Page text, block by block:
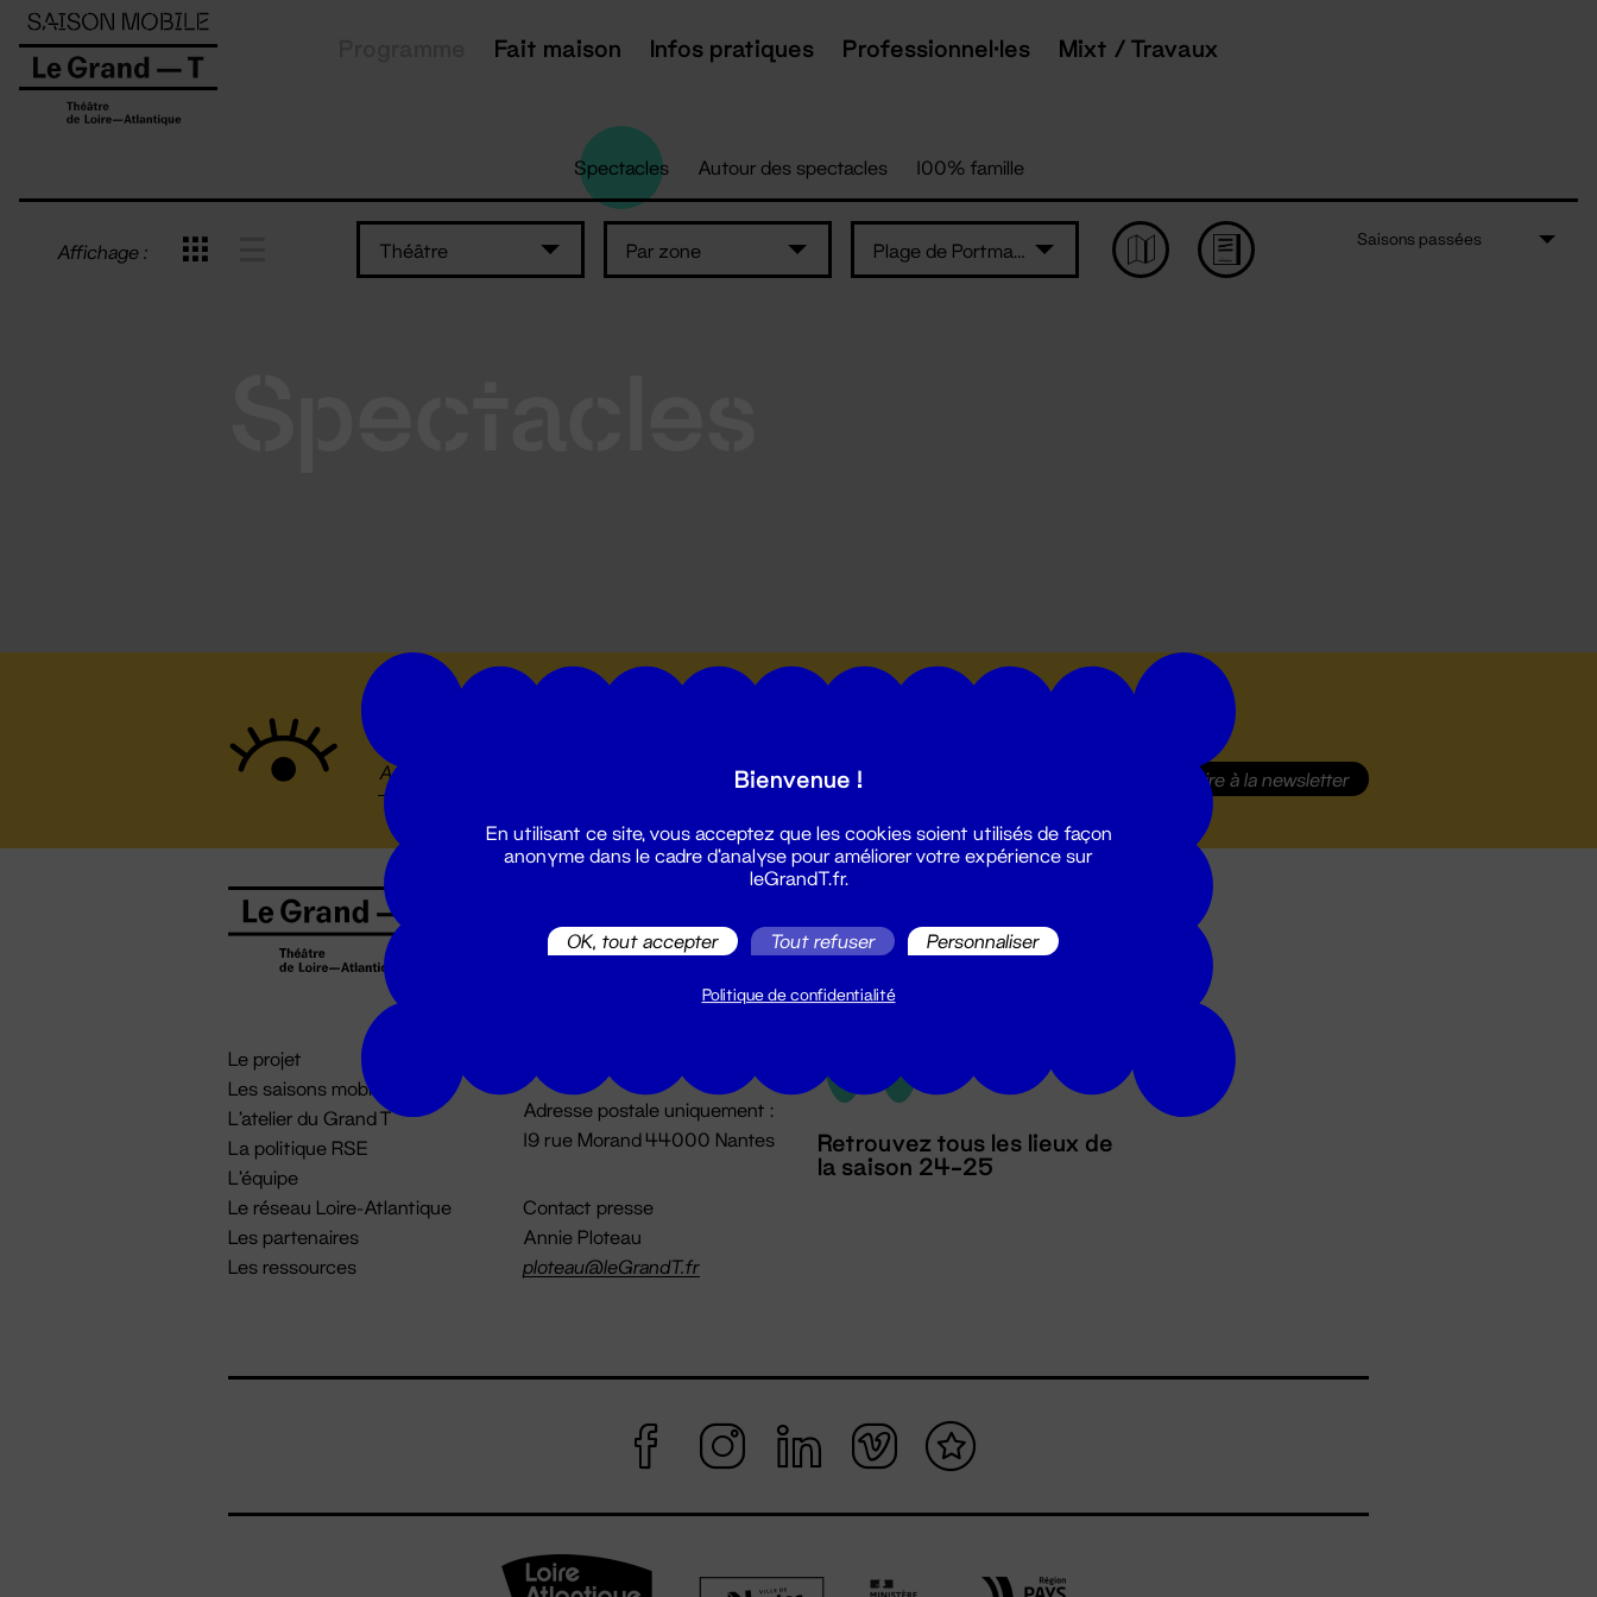
Fait maison Infos pratiques Professionnel·les Mixt / Travaux
Spectacles Autour des spectacles 100% famille
Affichage : Théâtre Par zone Plage de Portmain - Pornic
Saisons passées
S'inscrire à la newsletter
Le projet
Les saisons mobiles
L'atelier du Grand T
La politique RSE
L'équipe
Le réseau Loire-Atlantique
Les partenaires
Les ressources
02 51 88 25 25
billetterie@leGrandT.fr
Du lundi au vendredi 14h → 18h
Adresse postale uniquement :
19 rue Morand 44000 Nantes
Contact presse
Annie Ploteau
ploteau@leGrandT.fr
Retrouvez tous les lieux de
la saison 24-25
Panneau de gestion des cookies
Bienvenue !
En utilisant ce site, vous acceptez que les cookies soient utilisés de façon
anonyme dans le cadre d'analyse pour améliorer votre expérience sur
leGrandT.fr.
OK, tout accepter Tout refuser Personnaliser
Politique de confidentialité